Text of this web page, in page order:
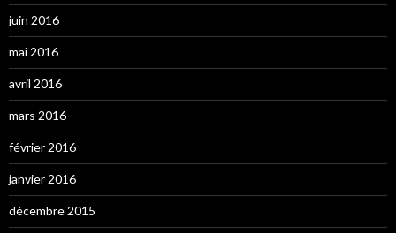
juin 2016
mai 2016
avril 2016
mars 2016
février 2016
janvier 2016
décembre 2015